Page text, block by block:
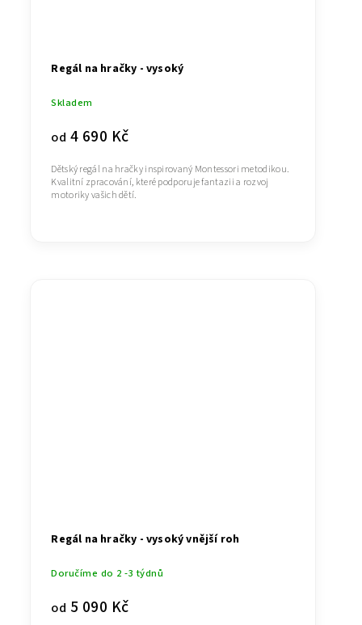
Regál na hračky - vysoký
Skladem
od 4 690 Kč
Dětský regál na hračky inspirovaný Montessori metodikou.
Kvalitní zpracování, které podporuje fantazii a rozvoj
motoriky vašich dětí.
Regál na hračky - vysoký vnější roh
Doručíme do 2 -3 týdnů
od 5 090 Kč